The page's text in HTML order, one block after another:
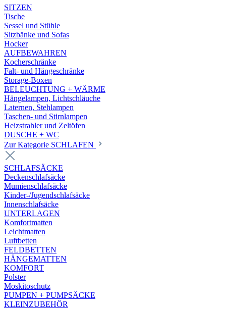
SITZEN
Tische
Sessel und Stühle
Sitzbänke und Sofas
Hocker
AUFBEWAHREN
Kocherschränke
Falt- und Hängeschränke
Storage-Boxen
BELEUCHTUNG + WÄRME
Hängelampen, Lichtschläuche
Laternen, Stehlampen
Taschen- und Stirnlampen
Heizstrahler und Zeltöfen
DUSCHE + WC
Zur Kategorie SCHLAFEN
SCHLAFSÄCKE
Deckenschlafsäcke
Mumienschlafsäcke
Kinder-/Jugendschlafsäcke
Innenschlafsäcke
UNTERLAGEN
Komfortmatten
Leichtmatten
Luftbetten
FELDBETTEN
HÄNGEMATTEN
KOMFORT
Polster
Moskitoschutz
PUMPEN + PUMPSÄCKE
KLEINZUBEHÖR